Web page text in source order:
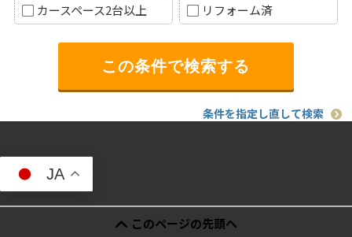
カースペース2台以上
リフォーム済
条件を指定し直して検索
JA
このページの先頭へ